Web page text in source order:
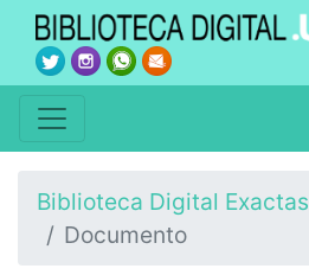
Biblioteca Digital Exactas
Documento